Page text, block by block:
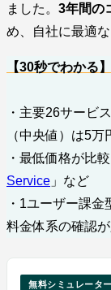
ました。 3年間の
め、自社に最適
【30秒でわかる
・主要26サービ
（中央値）は5万
・最低価格が比
Service 」など
・1ユーザー課
料金体系の確認
無料シミュレーター